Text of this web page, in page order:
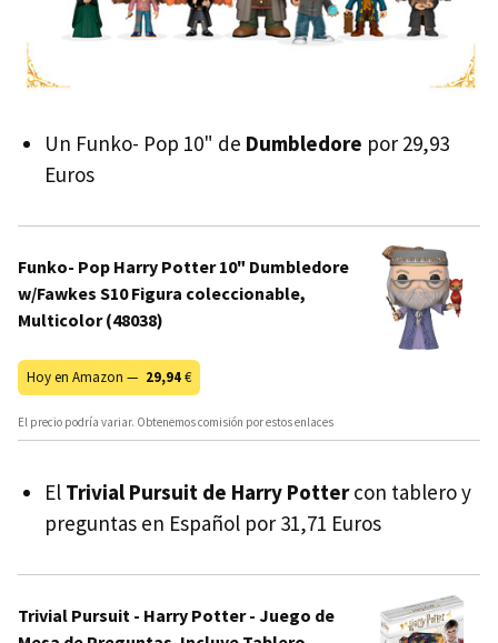
Un Funko- Pop 10" de Dumbledore por 29,93
Euros
Funko- Pop Harry Potter 10" Dumbledore
w/Fawkes S10 Figura coleccionable,
Multicolor (48038)
Hoy en Amazon — 29,94€
El precio podría variar. Obtenemos comisión por estos enlaces
El Trivial Pursuit de Harry Pottercon tablero y
preguntas en Español por 31,71 Euros
Trivial Pursuit - Harry Potter - Juego de